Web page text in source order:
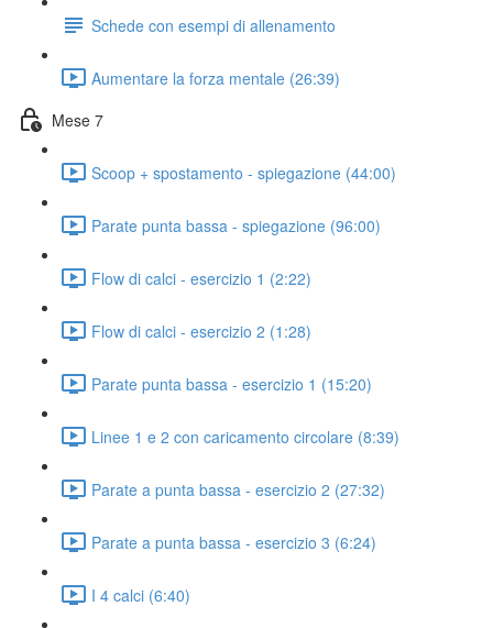
Schede con esempi di allenamento
Aumentare la forza mentale (26:39)
Mese 7
Scoop + spostamento - spiegazione (44:00)
Parate punta bassa - spiegazione (96:00)
Flow di calci - esercizio 1 (2:22)
Flow di calci - esercizio 2 (1:28)
Parate punta bassa - esercizio 1 (15:20)
Linee 1 e 2 con caricamento circolare (8:39)
Parate a punta bassa - esercizio 2 (27:32)
Parate a punta bassa - esercizio 3 (6:24)
I 4 calci (6:40)